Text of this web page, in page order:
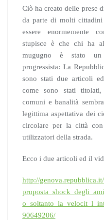
Ciò ha creato delle prese
da parte di molti cittadini
essere enormemente
stupisce è che chi ha
mugugno è stato un
progressista: La
sono stati due articoli
come sono stati
comuni e banalità
legittima aspettativa dei
circolare per la città
utilizzatori della strada.
Ecco i due articoli ed il
http://
90649206/